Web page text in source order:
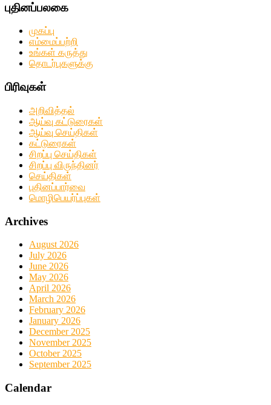
புதினப்பலகை
முகப்பு
எம்மைப்பற்றி
உங்கள் கருத்து
தொடர்புகளுக்கு
பிரிவுகள்
அறிவித்தல்
ஆய்வு கட்டுரைகள்
ஆய்வு செய்திகள்
கட்டுரைகள்
சிறப்பு செய்திகள்
சிறப்பு விருந்தினர்
செய்திகள்
புதினப்பார்வை
மொழிபெயர்ப்புகள்
Archives
August 2026
July 2026
June 2026
May 2026
April 2026
March 2026
February 2026
January 2026
December 2025
November 2025
October 2025
September 2025
Calendar